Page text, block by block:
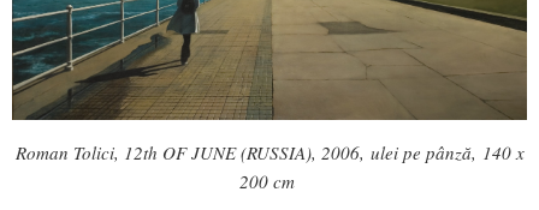
Roman Tolici, 12th OF JUNE (RUSSIA), 2006, ulei pe pânză, 140 x
200 cm